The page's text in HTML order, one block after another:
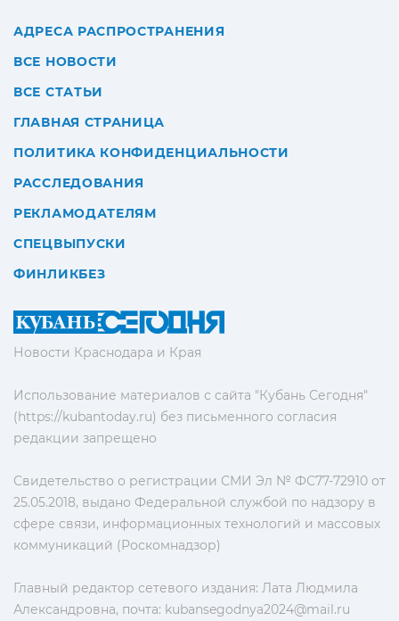
Новости Краснодара и Края
Использование материалов с сайта "Кубань Сегодня"
(https://kubantoday.ru) без письменного согласия
редакции запрещено
Свидетельство о регистрации СМИ Эл № ФС77-72910 от
25.05.2018, выдано Федеральной службой по надзору в
сфере связи, информационных технологий и массовых
коммуникаций (Роскомнадзор)
Главный редактор сетевого издания: Лата Людмила
Александровна, почта: kubansegodnya2024@mail.ru
АДРЕСА РАСПРОСТРАНЕНИЯ
ВСЕ НОВОСТИ
ВСЕ СТАТЬИ
ГЛАВНАЯ СТРАНИЦА
ПОЛИТИКА КОНФИДЕНЦИАЛЬНОСТИ
РАССЛЕДОВАНИЯ
РЕКЛАМОДАТЕЛЯМ
СПЕЦВЫПУСКИ
ФИНЛИКБЕЗ